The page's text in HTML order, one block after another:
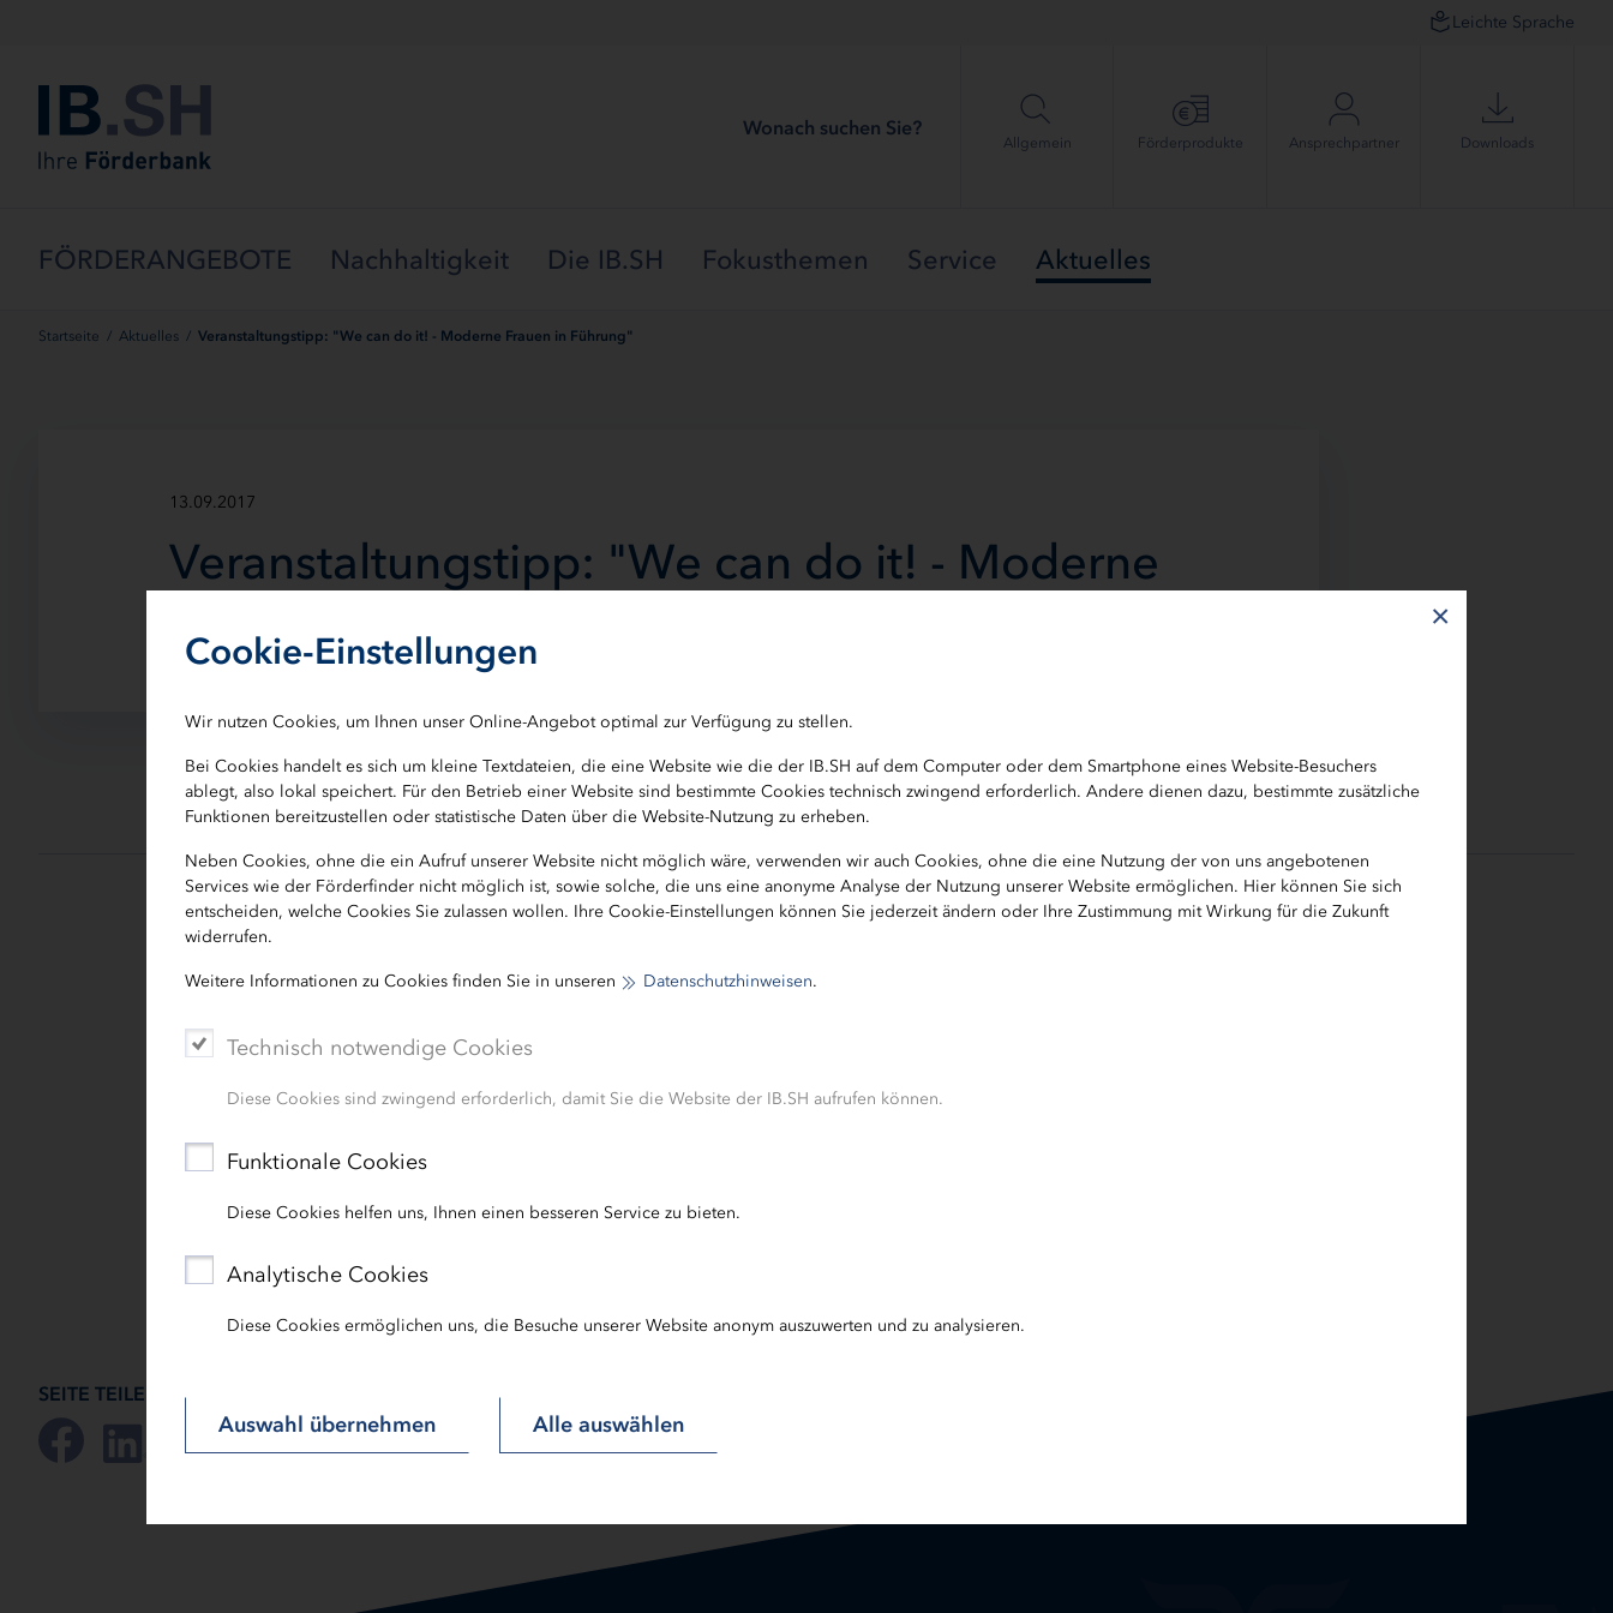
Cookie-Einstellungen
Wir nutzen Cookies, um Ihnen unser Online-Angebot optimal zur Verfügung zu stellen.
Bei Cookies handelt es sich um kleine Textdateien, die eine Website wie die der IB.SH auf dem Computer oder dem Smartphone eines Website-Besuchers
ablegt, also lokal speichert. Für den Betrieb einer Website sind bestimmte Cookies technisch zwingend erforderlich. Andere dienen dazu, bestimmte zusätzliche
Funktionen bereitzustellen oder statistische Daten über die Website-Nutzung zu erheben.
Neben Cookies, ohne die ein Aufruf unserer Website nicht möglich wäre, verwenden wir auch Cookies, ohne die eine Nutzung der von uns angebotenen
Services wie der Förderfinder nicht möglich ist, sowie solche, die uns eine anonyme Analyse der Nutzung unserer Website ermöglichen. Hier können Sie sich
entscheiden, welche Cookies Sie zulassen wollen. Ihre Cookie-Einstellungen können Sie jederzeit ändern oder Ihre Zustimmung mit Wirkung für die Zukunft
widerrufen.
Weitere Informationen zu Cookies finden Sie in unseren Datenschutzhinweisen.
Technisch notwendige Cookies
Diese Cookies sind zwingend erforderlich, damit Sie die Website der IB.SH aufrufen können.
Funktionale Cookies
Diese Cookies helfen uns, Ihnen einen besseren Service zu bieten.
Analytische Cookies
Diese Cookies ermöglichen uns, die Besuche unserer Website anonym auszuwerten und zu analysieren.
Auswahl übernehmen Alle auswählen
×
Leichte Sprache
Wonach suchen Sie?
Allgemein Förder­produkte Ansprech­partner Downloads
FÖRDERANGEBOTE Nachhaltigkeit Die IB.SH Fokusthemen Service Aktuelles
Startseite / Aktuelles / Veranstaltungstipp: "We can do it! - Moderne Frauen in Führung"
13.09.2017
Veranstaltungstipp: "We can do it! - Moderne
Frauen in Führung"
Als Regionalverantwortliche der "bundesweiten gründerinnenagentur" (bga) für Schleswig-Holstein
unterstützt die IB.SH unternehmerische Aktivitäten von Frauen nicht nur durch die Beratung der IB.SH
durch Netzwerkarbeit. Wir möchten Sie in diesem Zusammenhang auf eine Veranstaltung des Verband
deutscher Unternehmerinnen e.V. aufmerksam machen: "We can do it! - Moderne Frauen in Führung"
am 22. September in Kiel.
SEITE TEILEN: